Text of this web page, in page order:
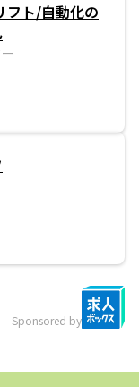
フト/自動化の
Sponsored by